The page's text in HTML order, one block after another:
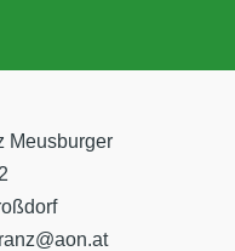
Meusburger